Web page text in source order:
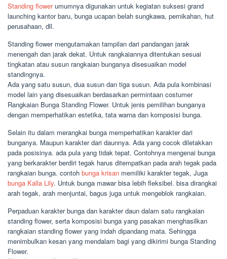
Standing flowerumumnya digunakan untuk kegiatan suksesi grand
launching kantor baru, bunga ucapan belah sungkawa, pernikahan, hut
perusahaan, dll.
Standing flower mengutamakan tampilan dari pandangan jarak
menengah dan jarak dekat. Untuk rangkaiannya ditentukan sesuai
tingkatan atau susun rangkaian bunganya disesuaikan model
standingnya.
Ada yang satu susun, dua susun dan tiga susun. Ada pula kombinasi
model lain yang disesuaikan berdasarkan permintaan costumer
Rangkaian Bunga Standing Flower. Untuk jenis pemilihan bunganya
dengan memperhatikan estetika, tata warna dan komposisi bunga.
Selain itu dalam merangkai bunga memperhatikan karakter dari
bunganya. Maupun karakter dari daunnya. Ada yang cocok diletakkan
pada posisinya. ada pula yang tidak tepat. Contohnya mengenai bunga
yang berkarakter berdiri tegak harus ditempatkan pada arah tegak pada
rangkaian bunga. contoh bunga krisan memiliki karakter tegak, Juga
bunga Kalla Lily. Untuk bunga mawar bisa lebih fleksibel. bisa dirangkai
arah tegak, arah menjuntai, bagus juga untuk mengeblok rangkaian.
Perpaduan karakter bunga dan karakter daun dalam satu rangkaian
standing flower, serta komposisi bunga yang pasakan menghasilkan
rangkaian standing flower yang indah dipandang mata. Sehingga
menimbulkan kesan yang mendalam bagi yang dikirimi bunga Standing
Flower.